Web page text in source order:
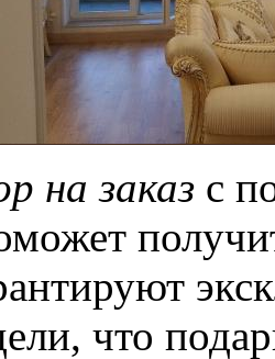
на заказ с
что